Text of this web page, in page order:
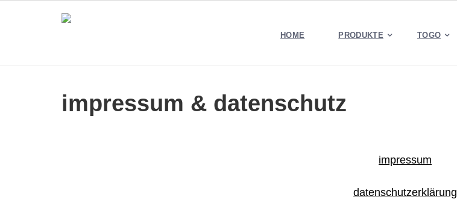
HOME PRODUKTE TOGO
impressum & datenschutz
impressum
datenschutzerklärung